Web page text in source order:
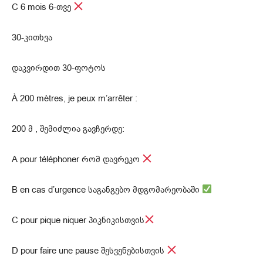
C 6 mois 6-თვე
30-კითხვა
დაკვირდით 30-ფოტოს
À 200 mètres, je peux m’arrêter :
200 მ , შემიძლია გავჩერდე:
A pour téléphoner რომ დავრეკო
B en cas d’urgence საგანგებო მდგომარეობაში
C pour pique niquer პიკნიკისთვის
D pour faire une pause შესვენებისთვის